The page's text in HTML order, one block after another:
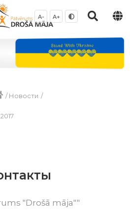
A- A+
/Новости /
"Drošā māja""